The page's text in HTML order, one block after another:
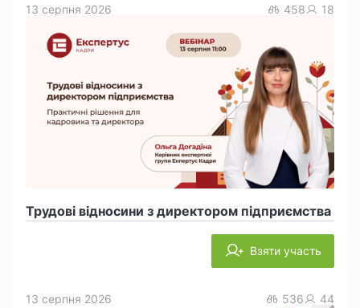
Трудові відносини з директором підприємства
13 серпня 2026 458 18
Взяти участь
13 серпня 2026 536 44